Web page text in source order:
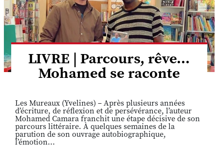
LIVRE | Parcours, rêve...
Mohamed se raconte
Les Mureaux (Yvelines) – Après plusieurs années
d’écriture, de réflexion et de persévérance, l’auteur
Mohamed Camara franchit une étape décisive de son
parcours littéraire. À quelques semaines de la
parution de son ouvrage autobiographique,
l’émotion...